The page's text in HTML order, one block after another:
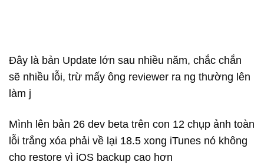
Đây là bản Update lớn sau nhiều năm, chắc chắn
sẽ nhiều lỗi, trừ mấy ông reviewer ra ng thường lên
làm j
Mình lên bản 26 dev beta trên con 12 chụp ảnh toàn
lỗi trắng xóa phải về lại 18.5 xong iTunes nó không
cho restore vì iOS backup cao hơn